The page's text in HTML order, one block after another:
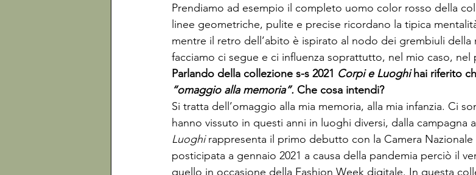
Prendiamo ad esempio il completo uomo color rosso della
linee geometriche, pulite e precise ricordano la tipica
mentre il retro dell’abito è ispirato al nodo dei grembiuli della
facciamo ci segue e ci influenza soprattutto, nel mio caso, nel
Parlando della collezione s-s 2021 Corpi e Luoghi hai riferito
“omaggio alla memoria”. Che cosa intendi?
Si tratta dell’omaggio alla mia memoria, alla mia infanzia. Ci
hanno vissuto in questi anni in luoghi diversi, dalla campagna
Luoghi rappresenta il primo debutto con la Camera Nazionale
posticipata a gennaio 2021 a causa della pandemia perciò il
quello in occasione della Fashion Week digitale. In questa